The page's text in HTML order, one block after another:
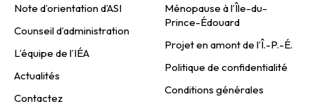
Note d’orientation d’ASI
Counseil d’administration
L’équipe de l’IÉA
Actualités
Contactez
Ménopause à l’Île-du-
Prince-Édouard
Projet en amont de l’Î.-P.-É.
Politique de confidentialité
Conditions générales